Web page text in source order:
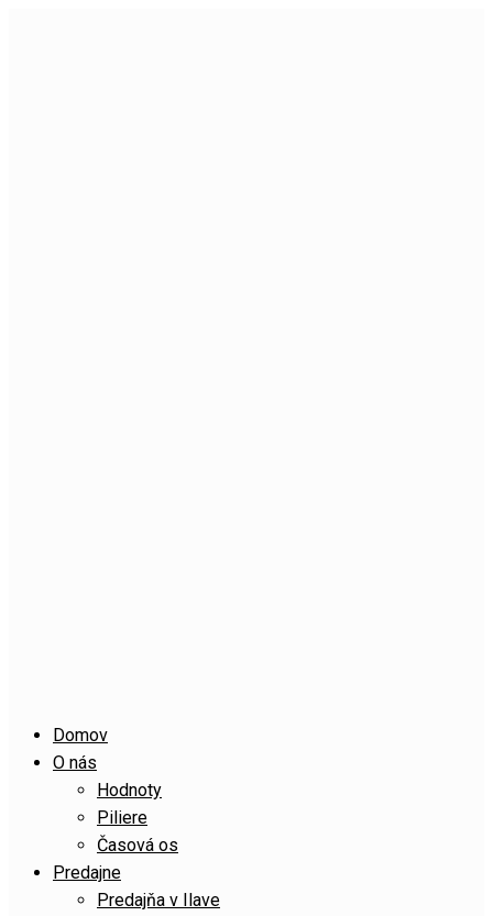
Domov
O nás
Hodnoty
Piliere
Časová os
Predajne
Predajňa v Ilave